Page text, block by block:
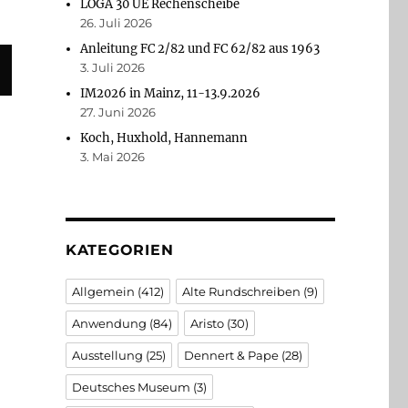
LOGA 30 UE Rechenscheibe
26. Juli 2026
Anleitung FC 2/82 und FC 62/82 aus 1963
3. Juli 2026
IM2026 in Mainz, 11-13.9.2026
27. Juni 2026
Koch, Huxhold, Hannemann
3. Mai 2026
KATEGORIEN
Allgemein (412) Alte Rundschreiben (9)
Anwendung (84) Aristo(30)
Ausstellung (25) Dennert & Pape(28)
Deutsches Museum (3)